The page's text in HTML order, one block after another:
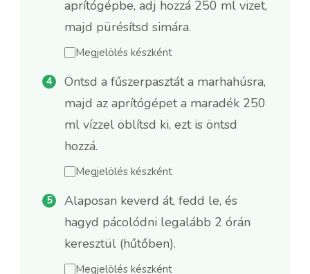
aprítógépbe, adj hozzá 250 ml vizet,
majd pürésítsd simára.
Megjelölés készként
Öntsd a fűszerpasztát a marhahúsra,
majd az aprítógépet a maradék 250
ml vízzel öblítsd ki, ezt is öntsd
hozzá.
Megjelölés készként
Alaposan keverd át, fedd le, és
hagyd pácolódni legalább 2 órán
keresztül (hűtőben).
Megjelölés készként